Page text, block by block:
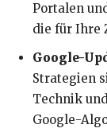
Portalen
die für Ihre
Google-
Strategien
Technik
Google-